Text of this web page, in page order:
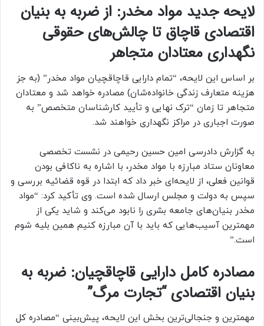
لایحه جدید مواد مخدر: از ضربه به بنیان
اقتصادی قاچاق تا چالش‌های حقوقی
نگهداری معتادان متجاهر
بر اساس این لایحه، “تمام دارایی قاچاقچیان مواد مخدر” (به جز
هزینه متعارف زندگی خانواده‌شان) مصادره خواهد شد و معتادان
متجاهر تا زمان “ترک نهایی و تأیید کارشناسان متخصص” به
صورت اجباری در مراکز نگهداری خواهند شد.
به گزارش دادرسی امین حسین رحیمی در نشست تخصصی
معاونان ستاد مبارزه با مواد مخدر، با اشاره به ناکافی بودن
قوانین فعلی، از لایحه‌ای خبر داد که ابتدا در قوه قضائیه بررسی و
سپس به دولت و مجلس ارسال شده است. وی تأکید کرد: “مواد
مخدر بنیان‌های جامعه بشری را نابود می‌کند و شاید یکی از
مهمترین آسیب‌هایی که باید با آن مبارزه کنیم همین بلیه شوم
است.”
مصادره کامل دارایی قاچاقچیان: ضربه به
بنیان اقتصادی “تجارت مرگ”
مهمترین و جنجالی‌ترین بخش این لایحه، پیش‌بینی “مصادره کل